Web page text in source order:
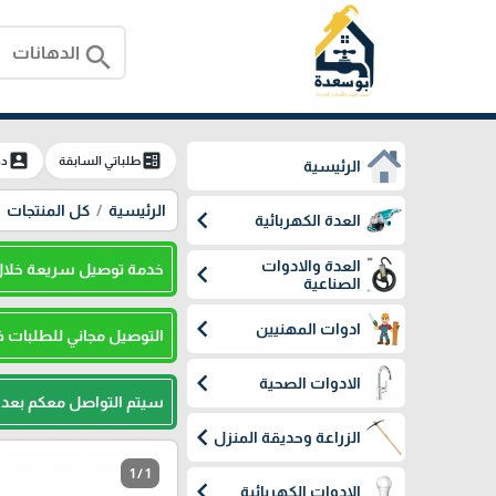
search
الرئيسية
العدة الكهربائية chevron_left
العدة والادوات
الصناعية
chevron_left
ادوات المهنيين chevron_left
الادوات الصحية chevron_left
الزراعة وحديقة المنزلchevron_left
الادوات الكهربائية
ballotطلباتي السابقة account_box
الرئيسية كل المنتجات
خدمة توصيل سريعة خلال 24 ساعة والدفع عند
التوصيل مجاني للطلبات فوق 500 شيكل
سيتم التواصل معكم بعد
1 / 1